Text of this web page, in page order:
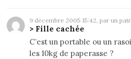
9 décembre 2005 15:42, par un
> Fille cachée
C’est un portable ou un
les 10kg de paperasse ?